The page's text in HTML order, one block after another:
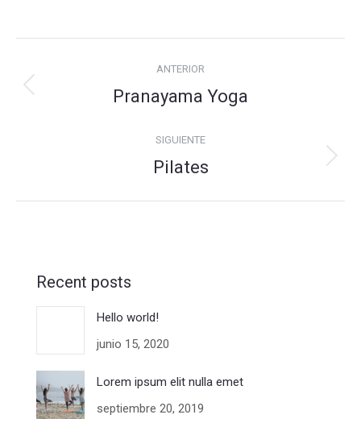
entre
ANTERIOR
Álbum
Pranayama Yoga
SIGUIENTE
Álbum
Pilates
Recent posts
Hello world!
junio 15, 2020
Lorem ipsum elit nulla emet
septiembre 20, 2019